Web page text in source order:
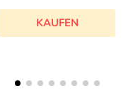
KAUFEN